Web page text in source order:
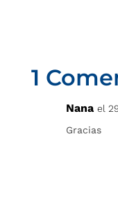
1
Nana el
Gracias